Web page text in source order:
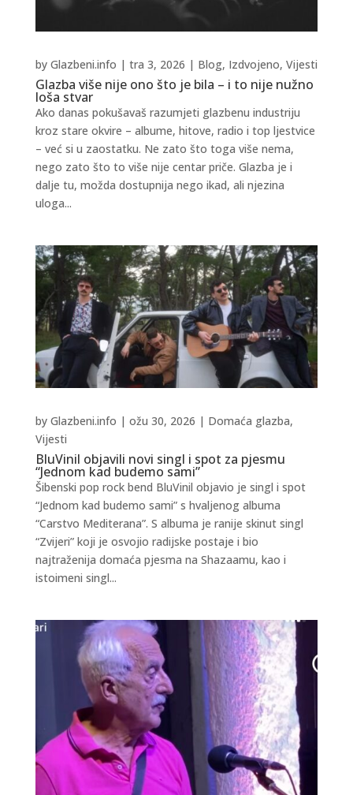
Glazba više nije ono što je bila – i to nije nužno
loša stvar
by Glazbeni.info | tra 3, 2026 | Blog, Izdvojeno, Vijesti
Ako danas pokušavaš razumjeti glazbenu industriju
kroz stare okvire – albume, hitove, radio i top ljestvice
– već si u zaostatku. Ne zato što toga više nema,
nego zato što to više nije centar priče. Glazba je i
dalje tu, možda dostupnija nego ikad, ali njezina
uloga...
BluVinil objavili novi singl i spot za pjesmu
“Jednom kad budemo sami”
by Glazbeni.info | ožu 30, 2026 | Domaća glazba,
Vijesti
Šibenski pop rock bend BluVinil objavio je singl i spot
“Jednom kad budemo sami” s hvaljenog albuma
“Carstvo Mediterana”. S albuma je ranije skinut singl
“Zvijeri” koji je osvojio radijske postaje i bio
najtraženija domaća pjesma na Shazaamu, kao i
istoimeni singl...